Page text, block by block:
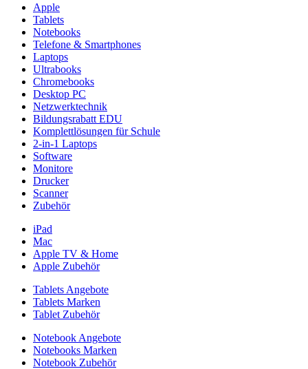
Apple
Tablets
Notebooks
Telefone & Smartphones
Laptops
Ultrabooks
Chromebooks
Desktop PC
Netzwerktechnik
Bildungsrabatt EDU
Komplettlösungen für Schule
2-in-1 Laptops
Software
Monitore
Drucker
Scanner
Zubehör
iPad
Mac
Apple TV & Home
Apple Zubehör
Tablets Angebote
Tablets Marken
Tablet Zubehör
Notebook Angebote
Notebooks Marken
Notebook Zubehör